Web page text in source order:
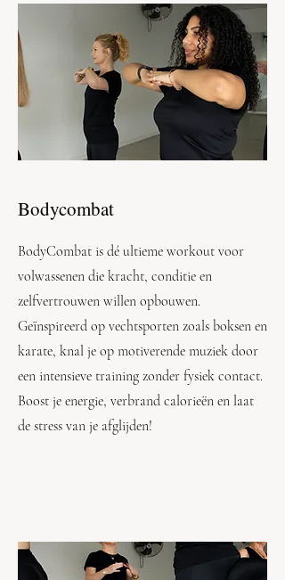
Bodycombat
BodyCombat is dé ultieme workout voor
volwassenen die kracht, conditie en
zelfvertrouwen willen opbouwen.
Geïnspireerd op vechtsporten zoals boksen en
karate, knal je op motiverende muziek door
een intensieve training zonder fysiek contact.
Boost je energie, verbrand calorieën en laat
de stress van je afglijden!